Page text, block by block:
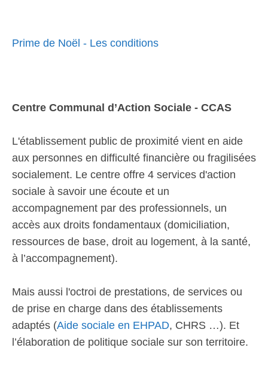
Prime de Noël - Les conditions
Centre Communal d’Action Sociale - CCAS
L'établissement public de proximité vient en aide
aux personnes en difficulté financière ou fragilisées
socialement. Le centre offre 4 services d'action
sociale à savoir une écoute et un
accompagnement par des professionnels, un
accès aux droits fondamentaux (domiciliation,
ressources de base, droit au logement, à la santé,
à l’accompagnement).
Mais aussi l'octroi de prestations, de services ou
de prise en charge dans des établissements
adaptés (Aide sociale en EHPAD, CHRS …). Et
l’élaboration de politique sociale sur son territoire.